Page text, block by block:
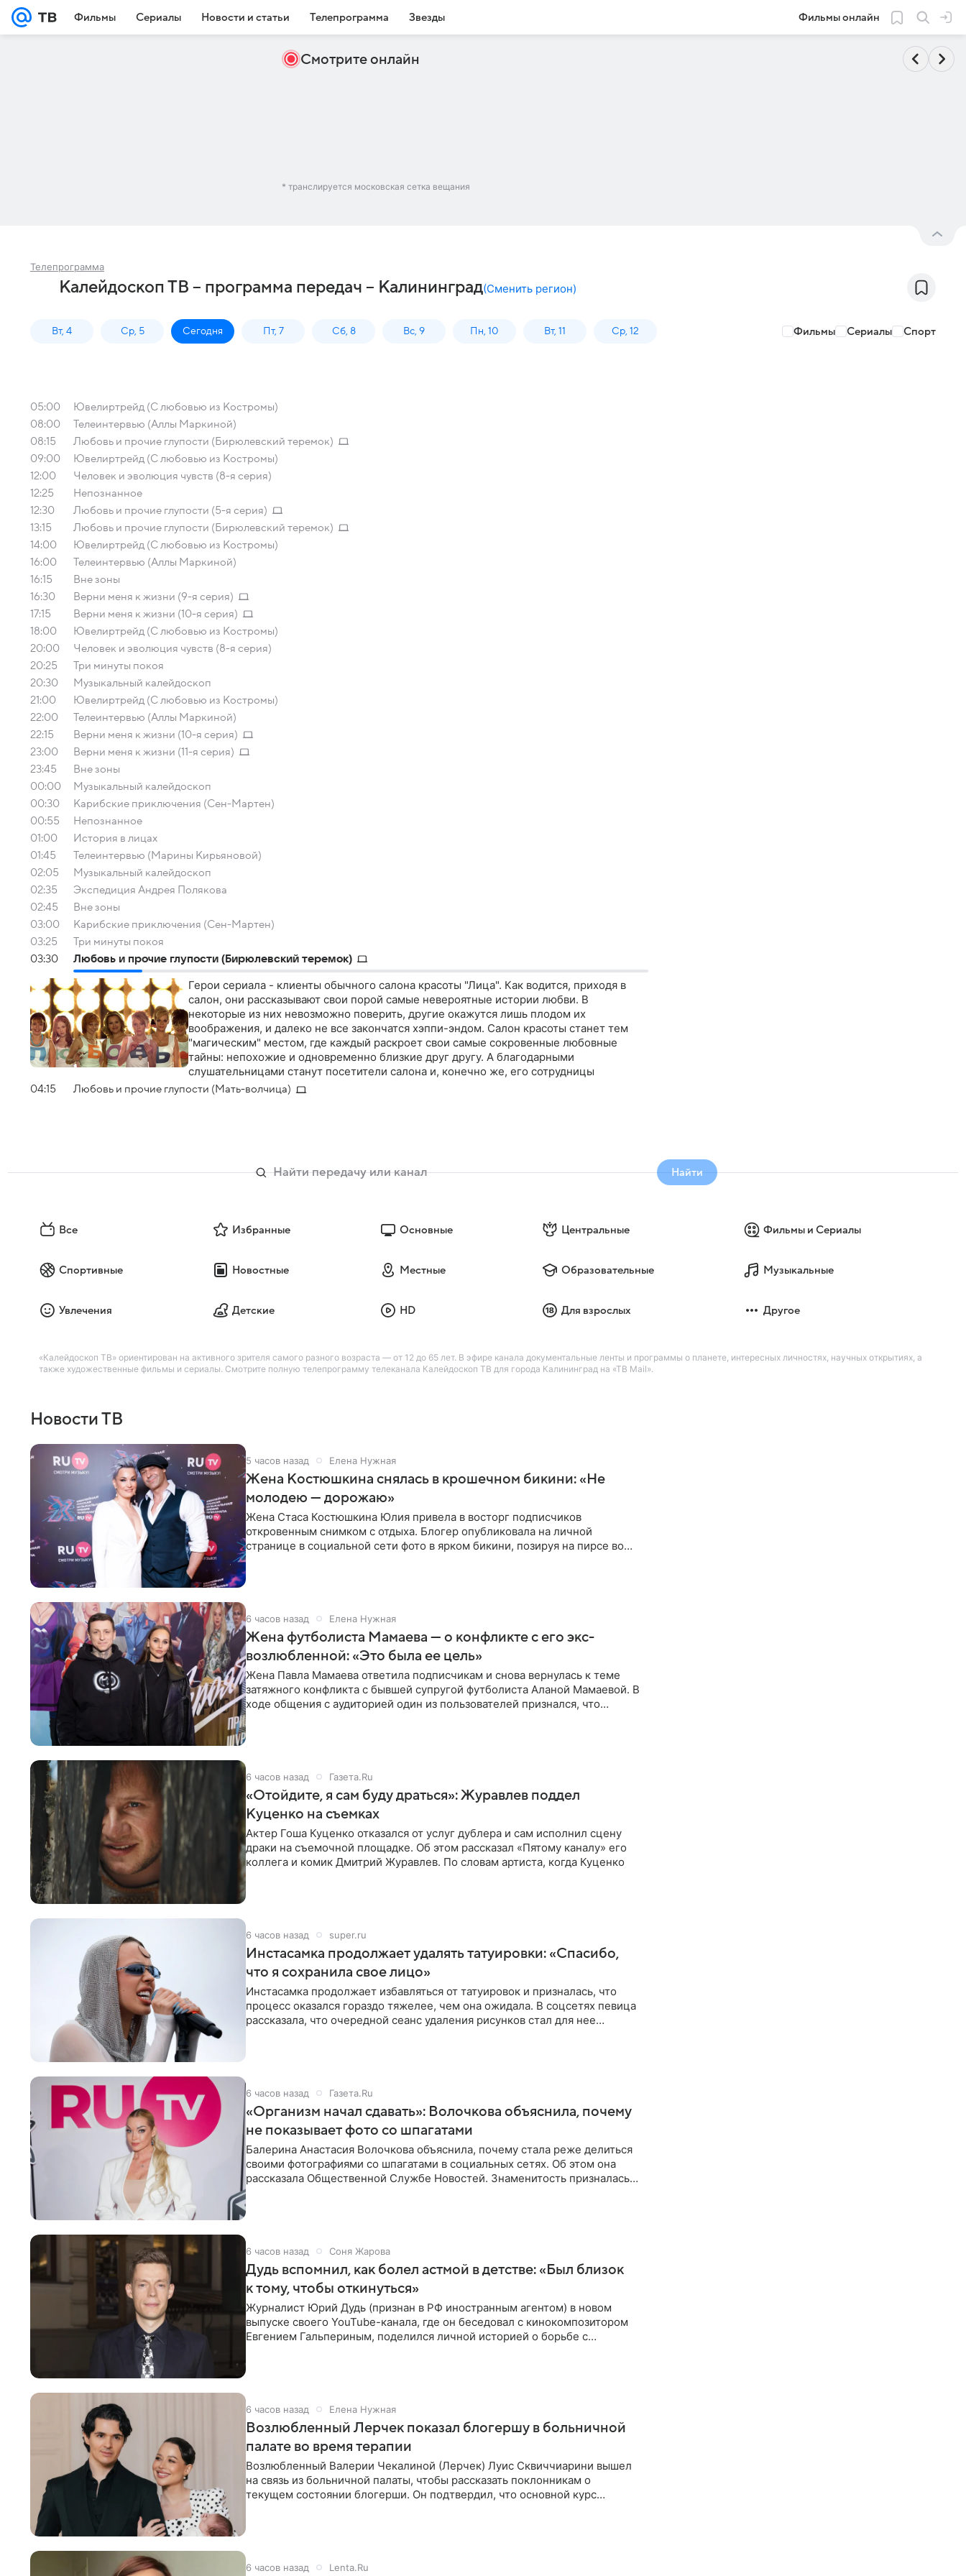
Фильмы Сериалы Новости и статьи Телепрограмма Звезды Фильмы онлайн
Смотрите онлайн
* транслируется московская сетка вещания
Телепрограмма
Калейдоскоп ТВ – программа передач – Калининград(Сменить регион)
Вт, 4 Ср, 5 Сегодня Пт, 7 Сб, 8 Вс, 9 Пн, 10 Вт, 11 Ср, 12 Фильмы Сериалы Спорт
05:00
Ювелиртрейд (С любовью из Костромы)
08:00
Телеинтервью (Аллы Маркиной)
08:15
Любовь и прочие глупости (Бирюлевский теремок)
09:00
Ювелиртрейд (С любовью из Костромы)
12:00
Человек и эволюция чувств (8-я серия)
12:25
Непознанное
12:30
Любовь и прочие глупости (5-я серия)
13:15
Любовь и прочие глупости (Бирюлевский теремок)
14:00
Ювелиртрейд (С любовью из Костромы)
16:00
Телеинтервью (Аллы Маркиной)
16:15
Вне зоны
16:30
Верни меня к жизни (9-я серия)
17:15
Верни меня к жизни (10-я серия)
18:00
Ювелиртрейд (С любовью из Костромы)
20:00
Человек и эволюция чувств (8-я серия)
20:25
Три минуты покоя
20:30
Музыкальный калейдоскоп
21:00
Ювелиртрейд (С любовью из Костромы)
22:00
Телеинтервью (Аллы Маркиной)
22:15
Верни меня к жизни (10-я серия)
23:00
Верни меня к жизни (11-я серия)
23:45
Вне зоны
00:00
Музыкальный калейдоскоп
00:30
Карибские приключения (Сен-Мартен)
00:55
Непознанное
01:00
История в лицах
01:45
Телеинтервью (Марины Кирьяновой)
02:05
Музыкальный калейдоскоп
02:35
Экспедиция Андрея Полякова
02:45
Вне зоны
03:00
Карибские приключения (Сен-Мартен)
03:25
Три минуты покоя
03:30
Любовь и прочие глупости (Бирюлевский теремок)
Герои сериала - клиенты обычного салона красоты "Лица". Как водится, приходя в
салон, они рассказывают свои порой самые невероятные истории любви. В
некоторые из них невозможно поверить, другие окажутся лишь плодом их
воображения, и далеко не все закончатся хэппи-эндом. Салон красоты станет тем
"магическим" местом, где каждый раскроет свои самые сокровенные любовные
тайны: непохожие и одновременно близкие друг другу. А благодарными
слушательницами станут посетители салона и, конечно же, его сотрудницы
04:15 Любовь и прочие глупости (Мать-волчица)
Найти
Все Избранные Основные Центральные Фильмы и Сериалы
Спортивные Новостные Местные Образовательные Музыкальные
Увлечения Детские HD Для взрослых Другое
«Калейдоскоп ТВ» ориентирован на активного зрителя самого разного возраста — от 12 до 65 лет. В эфире канала документальные ленты и программы о планете, интересных личностях, научных открытиях, а
также художественные фильмы и сериалы. Смотрите полную телепрограмму телеканала Калейдоскоп ТВ для города Калининград на «ТВ Mail».
Новости ТВ
5 часов назад Елена Нужная
Жена Костюшкина снялась в крошечном бикини: «Не
молодею — дорожаю»
Жена Стаса Костюшкина Юлия привела в восторг подписчиков
откровенным снимком с отдыха. Блогер опубликовала на личной
странице в социальной сети фото в ярком бикини, позируя на пирсе во
6 часов назад Елена Нужная
Жена футболиста Мамаева — о конфликте с его экс-
возлюбленной: «Это была ее цель»
Жена Павла Мамаева ответила подписчикам и снова вернулась к теме
затяжного конфликта с бывшей супругой футболиста Аланой Мамаевой. В
ходе общения с аудиторией один из пользователей признался, что
6 часов назад Газета.Ru
«Отойдите, я сам буду драться»: Журавлев поддел
Куценко на съемках
Актер Гоша Куценко отказался от услуг дублера и сам исполнил сцену
драки на съемочной площадке. Об этом рассказал «Пятому каналу» его
коллега и комик Дмитрий Журавлев. По словам артиста, когда Куценко
6 часов назад super.ru
Инстасамка продолжает удалять татуировки: «Спасибо,
что я сохранила свое лицо»
Инстасамка продолжает избавляться от татуировок и призналась, что
процесс оказался гораздо тяжелее, чем она ожидала. В соцсетях певица
рассказала, что очередной сеанс удаления рисунков стал для нее
6 часов назад Газета.Ru
«Организм начал сдавать»: Волочкова объяснила, почему
не показывает фото со шпагатами
Балерина Анастасия Волочкова объяснила, почему стала реже делиться
своими фотографиями со шпагатами в социальных сетях. Об этом она
рассказала Общественной Службе Новостей. Знаменитость призналась,
6 часов назад Соня Жарова
Дудь вспомнил, как болел астмой в детстве: «Был близок
к тому, чтобы откинуться»
Журналист Юрий Дудь (признан в РФ иностранным агентом) в новом
выпуске своего YouTube-канала, где он беседовал с кинокомпозитором
Евгением Гальпериным, поделился личной историей о борьбе с
6 часов назад Елена Нужная
Возлюбленный Лерчек показал блогершу в больничной
палате во время терапии
Возлюбленный Валерии Чекалиной (Лерчек) Луис Сквиччиарини вышел
на связь из больничной палаты, чтобы рассказать поклонникам о
текущем состоянии блогерши. Он подтвердил, что основной курс
6 часов назад Lenta.Ru